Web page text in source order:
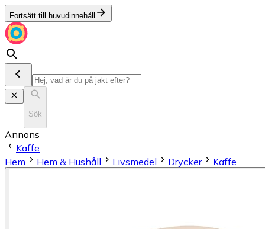
Fortsätt till huvudinnehåll
Sök
Annons
Kaffe
Hem
Hem & Hushåll Livsmedel Drycker Kaffe